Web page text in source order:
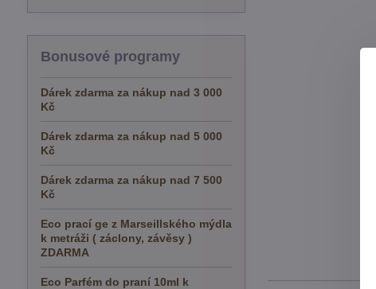
Bonusové programy
Dárek zdarma za nákup nad 3 000
Kč
Dárek zdarma za nákup nad 5 000
Kč
Dárek zdarma za nákup nad 7 500
Kč
Eco prací ge z Marseillského mýdla
k metráži ( záclony, závěsy )
ZDARMA
Eco Parfém do praní 10ml k